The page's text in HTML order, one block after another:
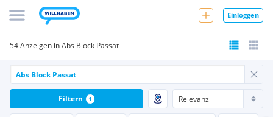
Einloggen
54 Anzeigen in Abs Block Passat
Filtern 1